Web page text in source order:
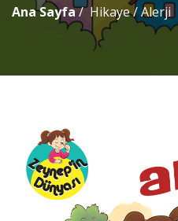
Ana Sayfa Hikaye/Alerji